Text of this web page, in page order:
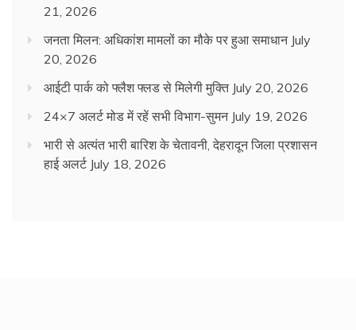
21, 2026
जनता मिलन: अधिकांश मामलों का मौके पर हुआ समाधान July
20, 2026
आईटी पार्क को फ्लैश फ्लड से मिलेगी मुक्ति July 20, 2026
24×7 अलर्ट मोड में रहें सभी विभाग-सुमन July 19, 2026
भारी से अत्यंत भारी बारिश के चेतावनी, देहरादून जिला प्रशासन
हाई अलर्ट July 18, 2026